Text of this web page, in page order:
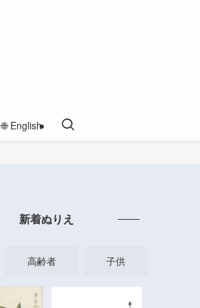
🌐 English
新着ぬりえ
高齢者 子供